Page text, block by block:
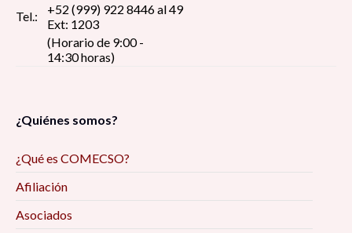
Tel.:
+52 (999) 922 8446 al 49
Ext: 1203
(Horario de 9:00 -
14:30 horas)
¿Quiénes somos?
¿Qué es COMECSO?
Afiliación
Asociados